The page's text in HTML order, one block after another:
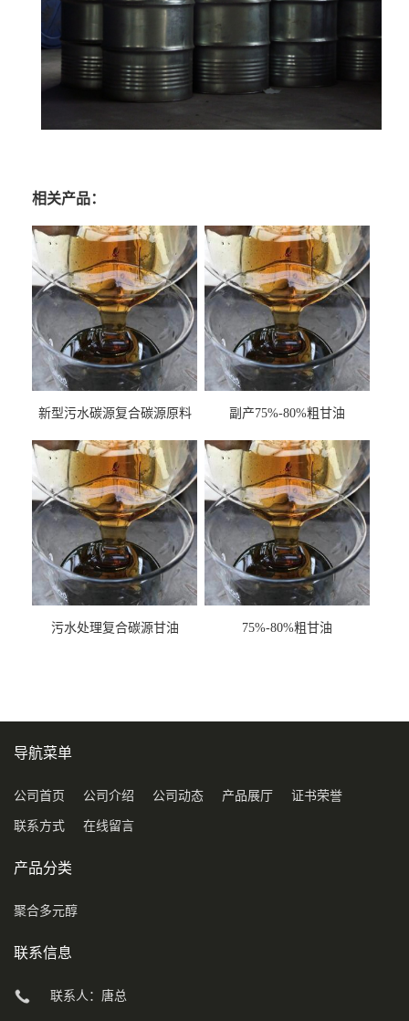
相关产品：
新型污水碳源复合碳源原料
副产75%-80%粗甘油
污水处理复合碳源甘油
75%-80%粗甘油
导航菜单
公司首页 公司介绍 公司动态 产品展厅 证书荣誉
联系方式 在线留言
产品分类
聚合多元醇
联系信息
联系人：唐总